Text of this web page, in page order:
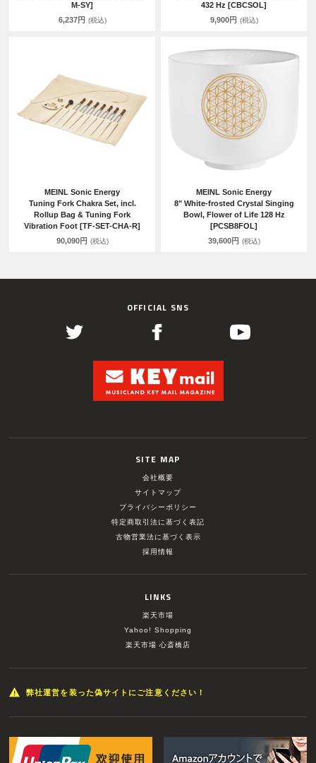
M-SY]
6,237円 (税込)
432 Hz [CBCSOL]
9,900円 (税込)
MEINL Sonic Energy
Tuning Fork Chakra Set, incl.
Rollup Bag & Tuning Fork
Vibration Foot [TF-SET-CHA-R]
90,090円 (税込)
MEINL Sonic Energy
8" White-frosted Crystal Singing
Bowl, Flower of Life 128 Hz
[PCSB8FOL]
39,600円 (税込)
OFFICIAL SNS
SITE MAP
会社概要
サイトマップ
プライバシーポリシー
特定商取引法に基づく表記
古物営業法に基づく表示
採用情報
LINKS
楽天市場
Yahoo! Shopping
楽天市場 心斎橋店
弊社運営を装った偽サイトにご注意ください！